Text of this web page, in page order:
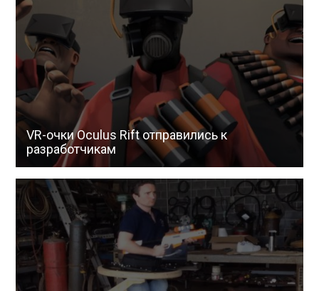
VR-очки Oculus Rift отправились к
разработчикам